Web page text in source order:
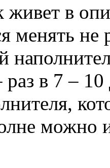
в
менять
в 7 –
можно